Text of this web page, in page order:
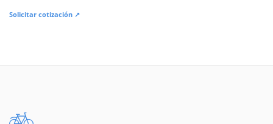
Solicitar cotización ↗